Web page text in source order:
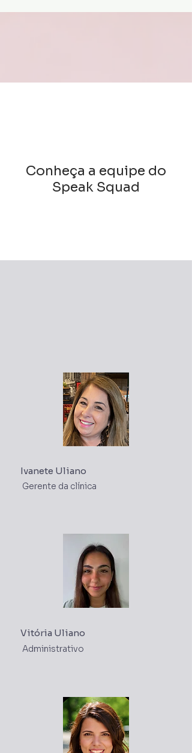
Conheça a equipe do
Speak Squad
Ivanete Uliano
Gerente da clínica
Vitória Uliano
Administrativo